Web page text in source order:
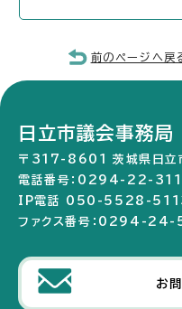
前のページへ戻
日立市議会事務局
〒317-8601 茨城県日立
電話番号：0294-22-
IP電話 050-5528-5113
ファクス番号：0294-
お